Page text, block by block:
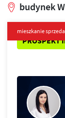
budynek
PROSPEKT
mieszkanie